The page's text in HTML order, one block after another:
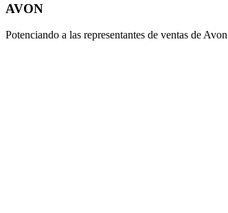
AVON
Potenciando a las representantes de ventas de Avon